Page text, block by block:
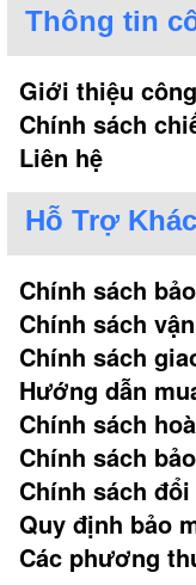
Thông tin
Giới thiệu
Chính sách
Liên hệ
Hỗ Trợ
Chính sách
Chính sách
Chính sách
Hướng dẫn
Chính sách
Chính sách
Chính sách
Quy định bảo
Các phương